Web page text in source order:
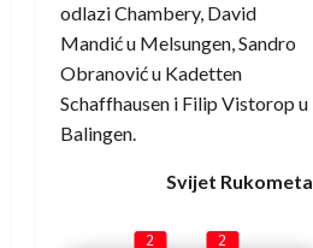
odlazi Chambery, David
Mandić u Melsungen, Sandro
Obranović u Kadetten
Schaffhausen i Filip Vistorop u
Balingen.
Svijet Rukometa
2 2